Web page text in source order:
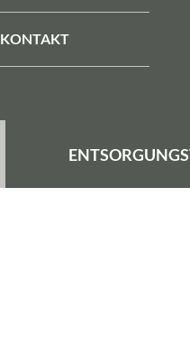
KONTAKT
ENTSORGUNGS